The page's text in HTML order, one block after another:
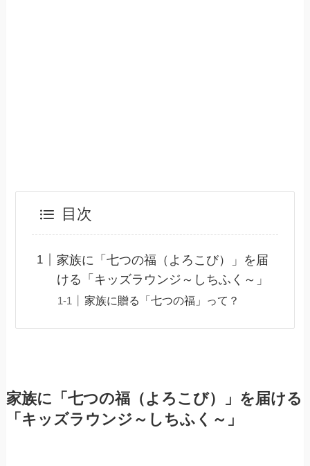
目次
家族に「七つの福（よろこび）」を届
ける「キッズラウンジ～しちふく～」
家族に贈る「七つの福」って？
家族に「七つの福（よろこび）」を届ける
「キッズラウンジ～しちふく～」